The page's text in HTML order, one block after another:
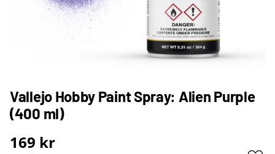
Vallejo Hobby Paint Spray: Alien Purple
(400 ml)
169 kr